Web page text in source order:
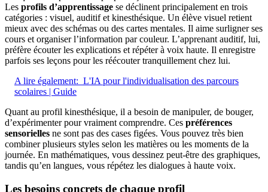
Les profils d’apprentissage se déclinent principalement en trois
catégories : visuel, auditif et kinesthésique. Un élève visuel retient
mieux avec des schémas ou des cartes mentales. Il aime surligner ses
cours et organiser l’information par couleur. L’apprenant auditif, lui,
préfère écouter les explications et répéter à voix haute. Il enregistre
parfois ses leçons pour les réécouter tranquillement chez lui.
A lire également: L'IA pour l'individualisation des parcours
scolaires | Guide
Quant au profil kinesthésique, il a besoin de manipuler, de bouger,
d’expérimenter pour vraiment comprendre. Ces préférences
sensorielles ne sont pas des cases figées. Vous pouvez très bien
combiner plusieurs styles selon les matières ou les moments de la
journée. En mathématiques, vous dessinez peut-être des graphiques,
tandis qu’en langues, vous répétez les dialogues à haute voix.
Les besoins concrets de chaque profil